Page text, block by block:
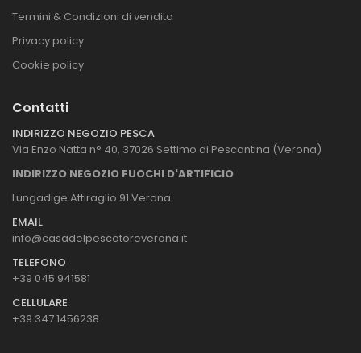
Termini & Condizioni di vendita
Privacy policy
Cookie policy
Contatti
INDIRIZZO NEGOZIO PESCA
Via Enzo Natta n° 40, 37026 Settimo di Pescantina (Verona)
INDIRIZZO NEGOZIO FUOCHI D'ARTIFICIO
Lungadige Attiraglio 91 Verona
EMAIL
info@casadelpescatoreverona.it
TELEFONO
+39 045 941581
CELLULARE
+39 347 1456238